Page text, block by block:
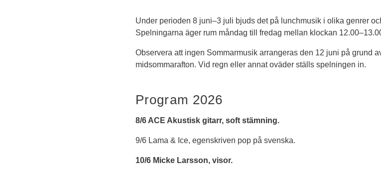
Under perioden 8 juni–3 juli bjuds det på lunchmusik i olika genrer
Spelningarna äger rum måndag till fredag mellan klockan
Observera att ingen Sommarmusik arrangeras den 12 juni på grund
midsommarafton. Vid regn eller annat oväder ställs spelningen in.
Program 2026
8/6 ACE Akustisk gitarr, soft stämning.
9/6 Lama & Ice, egenskriven pop på svenska.
10/6 Micke Larsson, visor.